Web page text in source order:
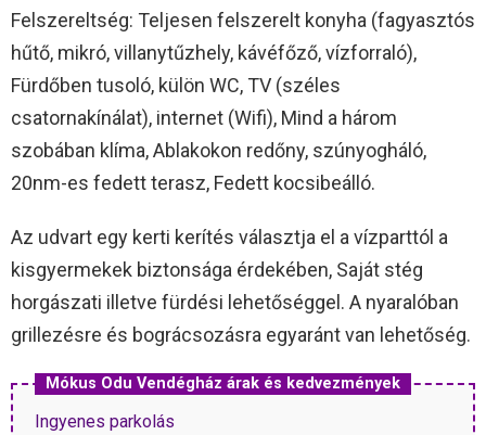
Felszereltség: Teljesen felszerelt konyha (fagyasztós
hűtő, mikró, villanytűzhely, kávéfőző, vízforraló),
Fürdőben tusoló, külön WC, TV (széles
csatornakínálat), internet (Wifi), Mind a három
szobában klíma, Ablakokon redőny, szúnyogháló,
20nm-es fedett terasz, Fedett kocsibeálló.
Az udvart egy kerti kerítés választja el a vízparttól a
kisgyermekek biztonsága érdekében, Saját stég
horgászati illetve fürdési lehetőséggel. A nyaralóban
grillezésre és bográcsozásra egyaránt van lehetőség.
Mókus Odu Vendégház árak és kedvezmények
Ingyenes parkolás